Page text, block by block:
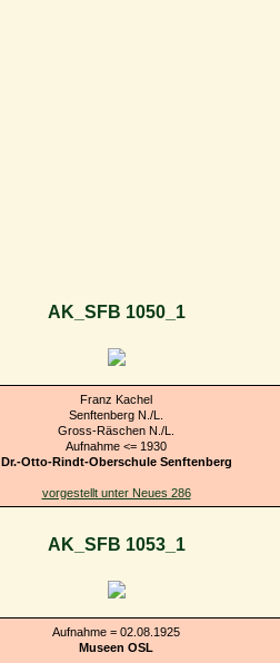
AK_SFB 1050_1
Franz Kachel
Senftenberg N./L.
Gross-Räschen N./L.
Aufnahme <= 1930
Dr.-Otto-Rindt-Oberschule Senftenberg
vorgestellt unter Neues 286
AK_SFB 1053_1
Aufnahme = 02.08.1925
Museen OSL